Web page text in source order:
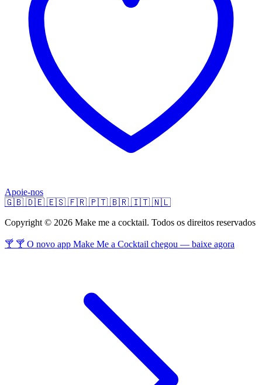
Apoie-nos
🇬🇧 🇩🇪 🇪🇸 🇫🇷 🇵🇹 🇧🇷 🇮🇹 🇳🇱
Copyright © 2026 Make me a cocktail. Todos os direitos reservados
🍸 🍸 O novo app Make Me a Cocktail chegou — baixe agora